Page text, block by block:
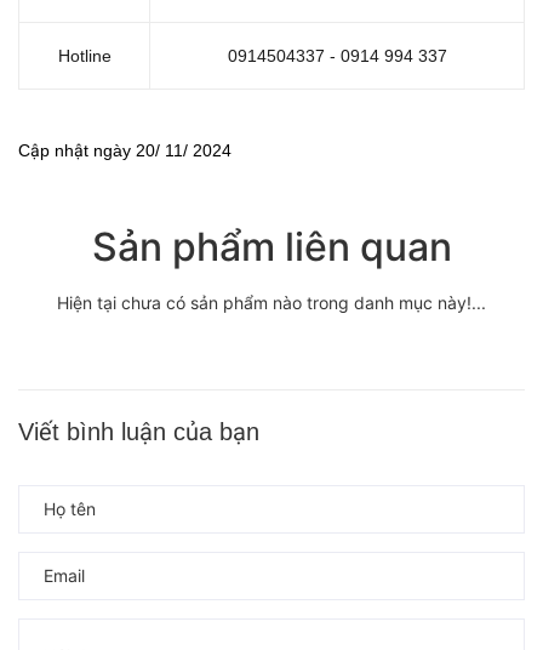
Hotline 0914504337 - 0914 994 337
Cập nhật ngày 20/ 11/ 2024
Sản phẩm liên quan
Hiện tại chưa có sản phẩm nào trong danh mục này!...
Viết bình luận của bạn